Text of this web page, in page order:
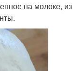
на молоке, из